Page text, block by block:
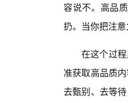
容说不。高品
扔。当你把注
在这个过
准获取高品质
去甄别、去等